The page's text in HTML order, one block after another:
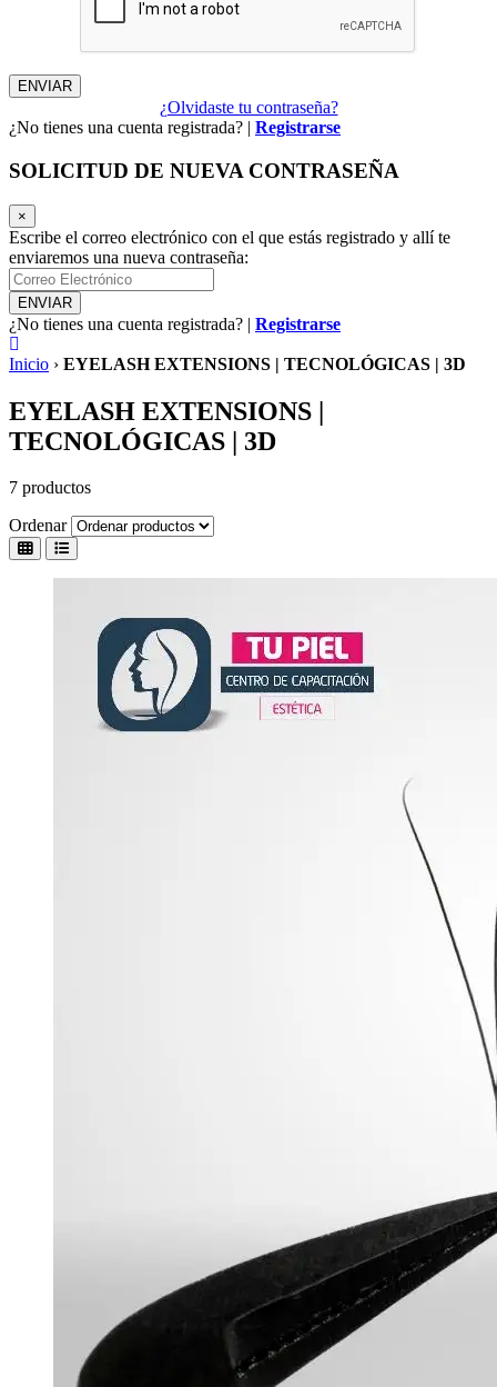
¿Olvidaste tu contraseña?
¿No tienes una cuenta registrada? | Registrarse
SOLICITUD DE NUEVA CONTRASEÑA
×
Escribe el correo electrónico con el que estás registrado y allí te
enviaremos una nueva contraseña:
¿No tienes una cuenta registrada? | Registrarse
Inicio › EYELASH EXTENSIONS | TECNOLÓGICAS | 3D
EYELASH EXTENSIONS |
TECNOLÓGICAS | 3D
7 productos
Ordenar